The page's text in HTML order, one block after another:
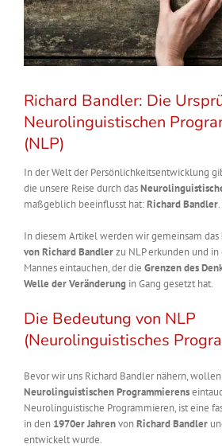
Richard Bandler: Die
Neurolinguistischen
(NLP)
In der Welt der Persönlichkeitsentwicklung
die unsere Reise durch das
maßgeblich beeinflusst hat:Richard Bandler.
In diesem Artikel werden wir gemeinsam das
von Richard Bandlerzu NLP erkunden und in
Mannes eintauchen, der die Grenzen des
Welle der Veränderungin Gang gesetzt hat.
Die Bedeutung von NLP
(Neurolinguistisches
Bevor wir uns Richard Bandler nähern,
Neurolinguistischen Programmierens
Neurolinguistische Programmieren, ist eine
in den 1970er JahrenvonRichard Bandler
entwickelt wurde.